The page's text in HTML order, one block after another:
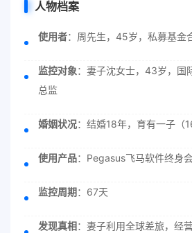
人物档案
使用者：周先生，45岁，私募基金
监控对象：妻子沈女士，43岁，国
总监
婚姻状况：结婚18年，育有一子（
使用产品：Pegasus飞马软件终身
监控周期：67天
发现真相：妻子利用全球差旅，经